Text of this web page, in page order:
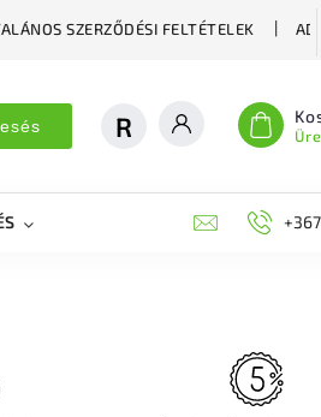
SZERZŐDÉSI FELTÉTELEK
DEKORÁCIÓS FALPANEL,